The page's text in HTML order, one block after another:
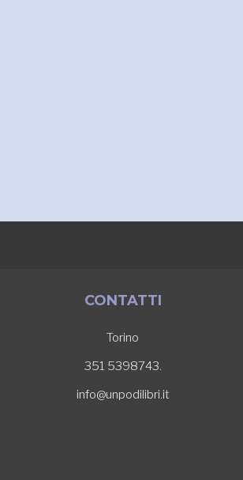
CONTATTI
Torino
351 5398743.
info@unpodilibri.it